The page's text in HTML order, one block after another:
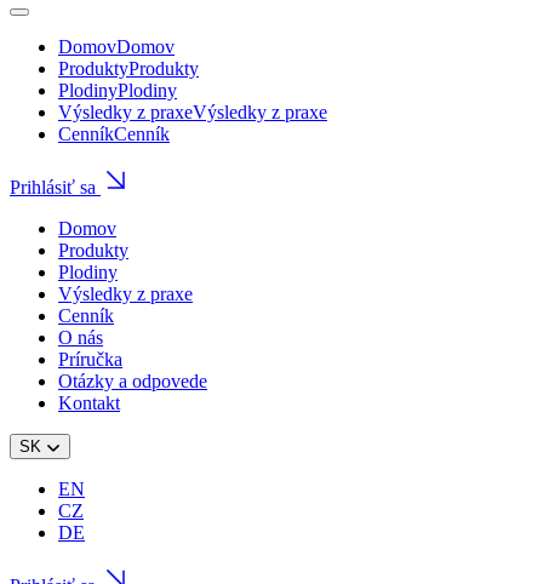
DomovDomov
ProduktyProdukty
PlodinyPlodiny
Výsledky z praxeVýsledky z praxe
CenníkCenník
Prihlásiť sa
Domov
Produkty
Plodiny
Výsledky z praxe
Cenník
O nás
Príručka
Otázky a odpovede
Kontakt
SK
EN
CZ
DE